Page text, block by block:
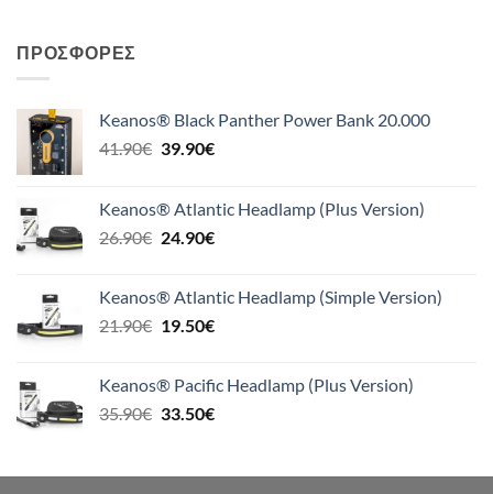
ΠΡΟΣΦΟΡΈΣ
Keanos® Black Panther Power Bank 20.000
41.90€ Original
41.90€.
39.90€Η
είναι:
39.90€.
Keanos® Atlantic Headlamp (Plus Version)
26.90€ Original
26.90€.
24.90€Η
είναι:
24.90€.
Keanos® Atlantic Headlamp (Simple Version)
21.90€ Original
21.90€.
19.50€Η
είναι:
19.50€.
Keanos® Pacific Headlamp (Plus Version)
35.90€ Original
35.90€.
33.50€Η
είναι: